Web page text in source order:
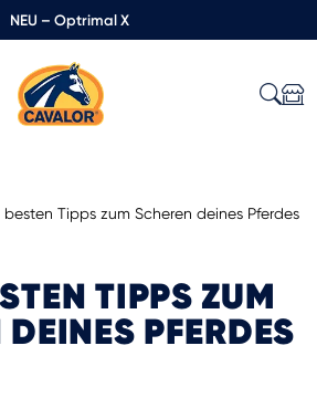
NEU – Optrimal X
besten Tipps zum Scheren deines Pferdes
TIPPS ZUM
PFERDES